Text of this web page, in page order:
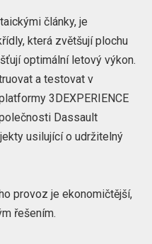
články, je
která zvětšují plochu
optimální letový výkon.
a testovat v
3DEXPERIENCE
Dassault
usilující o udržitelný
provoz je ekonomičtější,
řešením.